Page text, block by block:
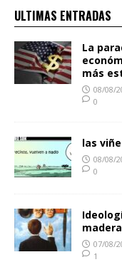
ULTIMAS ENTRADAS
La
más
08/08/
0
las
08/08/
0
07/08/
1